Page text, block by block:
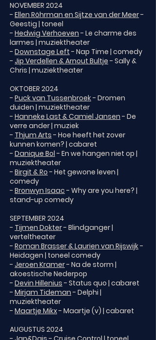
NOVEMBER 2024
- Ellen Röhrman en Sijtze van der Meer-
Geestig | toneel
- Hedwig Verhoeven - Le charme des
larmes | muziektheater
- Downstage Left - Nap Time | comedy
- Jip Verdellen & Arnout Bultje - Sally &
Chris | muziektheater
OKTOBER 2024
- Puck van Tussenbroek- Dromen
duiden | muziektheater
- Hanneke Last & Camiel Jansen - De
verre ander | muziek
- Thjum Arts - Hoe heeft het zover
kunnen komen? | cabaret
- Danique Bol - En we hangen niet op |
muziektheater
- Birgit & Ro - Het gewone leven |
comedy
- Bronwyn Isaac - Why are you here? |
stand-up comedy
SEPTEMBER 2024
- Tijmen Dokter- Blindganger |
verteltheater
- Roman Brasser & Laurien van Rijswijk-
Heidagen | toneel comedy
- Jeroen Kramer- Na de storm |
akoestische Nederpop
- Devin Hillenius - Status quo | cabaret
- Mirjam Tideman - Delphi |
muziektheater
- Maartje Mikx- Maartje (v) | cabaret
AUGUSTUS 2024